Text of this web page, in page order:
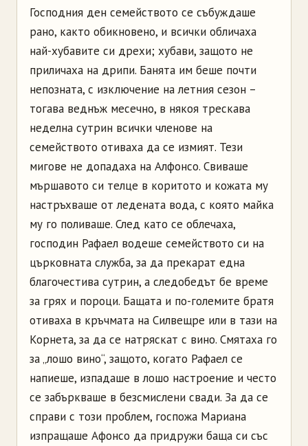
Господния ден семейството се събуждаше
рано, както обикновено, и всички обличаха
най-хубавите си дрехи; хубави, защото не
приличаха на дрипи. Банята им беше почти
непозната, с изключение на летния сезон –
тогава веднъж месечно, в някоя трескава
неделна сутрин всички членове на
семейството отиваха да се измият. Тези
мигове не допадаха на Алфонсо. Свиваше
мършавото си телце в коритото и кожата му
настръхваше от ледената вода, с която майка
му го поливаше. След като се облечаха,
господин Рафаел водеше семейството си на
църковната служба, за да прекарат една
благочестива сутрин, а следобедът бе време
за грях и пороци. Бащата и по-големите братя
отиваха в кръчмата на Силвещре или в тази на
Корнета, за да се натряскат с вино. Смятаха го
за„лошо вино“, защото, когато Рафаел се
напиеше, изпадаше в лошо настроение и често
се забъркваше в безсмислени свади. За да се
справи с този проблем, госпожа Мариана
изпращаше Афонсо да придружи баща си със